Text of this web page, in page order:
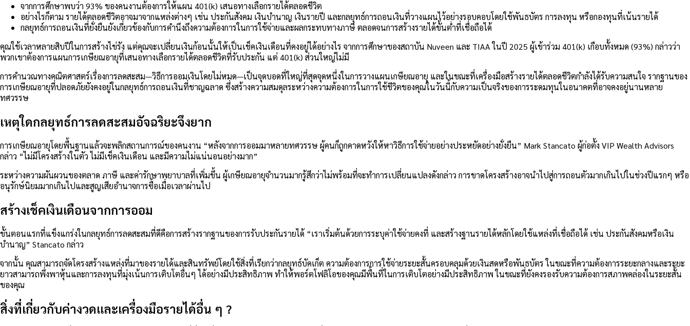
จากการศึกษาพบว่า 93% ของคนงานต้องการให้แผน 401(k) เสนอทางเลือกรายได้ตลอดชีวิต
อย่างไรก็ตาม รายได้ตลอดชีวิตอาจมาจากแหล่งต่างๆ เช่น ประกันสังคม เงินบำนาญ เงินรายปี และกลยุทธ์การถอนเงินที่วางแผนไว้อย่างรอบคอบโดยใช้พันธบัตร การลงทุน หรือกองทุนที่เน้นรายได้
กลยุทธ์การถอนเงินที่ยั่งยืนยังเกี่ยวข้องกับการคำนึงถึงความต้องการในการใช้จ่ายและผลกระทบทางภาษี ตลอดจนการสร้างรายได้ขั้นต่ำที่เชื่อถือได้
คุณใช้เวลาหลายสิบปีในการสร้างไข่รัง แต่คุณจะเปลี่ยนเงินก้อนนั้นให้เป็นเช็คเงินเดือนที่คงอยู่ได้อย่างไร จากการศึกษาของสถาบัน Nuveen และ TIAA ในปี 2025 ผู้เข้าร่วม 401(k) เกือบทั้งหมด (93%) กล่าวว่า
พวกเขาต้องการแผนการเกษียณอายุที่เสนอทางเลือกรายได้ตลอดชีวิตที่รับประกัน แต่ 401(k) ส่วนใหญ่ไม่มี
การคำนวณทางคณิตศาสตร์เรื่องการลดสะสม—วิธีการออมเงินโดยไม่หมด—เป็นจุดบอดที่ใหญ่ที่สุดจุดหนึ่งในการวางแผนเกษียณอายุ และในขณะที่เครื่องมือสร้างรายได้ตลอดชีวิตกำลังได้รับความสนใจ รากฐานของ
การเกษียณอายุที่ปลอดภัยยังคงอยู่ในกลยุทธ์การถอนเงินที่ชาญฉลาด ซึ่งสร้างความสมดุลระหว่างความต้องการในการใช้ชีวิตของคุณในวันนี้กับความเป็นจริงของการระดมทุนในอนาคตที่อาจคงอยู่นานหลาย
ทศวรรษ
เหตุใดกลยุทธ์การลดสะสมอัจฉริยะจึงยาก
การเกษียณอายุโดยพื้นฐานแล้วจะพลิกสถานการณ์ของคนงาน “หลังจากการออมมาหลายทศวรรษ ผู้คนก็ถูกคาดหวังให้หาวิธีการใช้จ่ายอย่างประหยัดอย่างยั่งยืน” Mark Stancato ผู้ก่อตั้ง VIP Wealth Advisors
กล่าว “ไม่มีโครงสร้างในตัว ไม่มีเช็คเงินเดือน และมีความไม่แน่นอนอย่างมาก”
ระหว่างความผันผวนของตลาด ภาษี และค่ารักษาพยาบาลที่เพิ่มขึ้น ผู้เกษียณอายุจำนวนมากรู้สึกว่าไม่พร้อมที่จะทำการเปลี่ยนแปลงดังกล่าว การขาดโครงสร้างอาจนำไปสู่การถอนตัวมากเกินไปในช่วงปีแรกๆ หรือ
อนุรักษ์นิยมมากเกินไปและสูญเสียอำนาจการซื้อเมื่อเวลาผ่านไป
สร้างเช็คเงินเดือนจากการออม
ขั้นตอนแรกที่แข็งแกร่งในกลยุทธ์การลดสะสมที่ดีคือการสร้างรากฐานของการรับประกันรายได้ “เราเริ่มต้นด้วยการระบุค่าใช้จ่ายคงที่ และสร้างฐานรายได้หลักโดยใช้แหล่งที่เชื่อถือได้ เช่น ประกันสังคมหรือเงิน
บำนาญ” Stancato กล่าว
จากนั้น คุณสามารถจัดโครงสร้างแหล่งที่มาของรายได้และสินทรัพย์โดยใช้สิ่งที่เรียกว่ากลยุทธ์บัคเก็ต ความต้องการการใช้จ่ายระยะสั้นครอบคลุมด้วยเงินสดหรือพันธบัตร ในขณะที่ความต้องการระยะกลางและระยะ
ยาวสามารถพึ่งพาหุ้นและการลงทุนที่มุ่งเน้นการเติบโตอื่นๆ ได้อย่างมีประสิทธิภาพ ทำให้พอร์ตโฟลิโอของคุณมีพื้นที่ในการเติบโตอย่างมีประสิทธิภาพ ในขณะที่ยังคงรองรับความต้องการสภาพคล่องในระยะสั้น
ของคุณ
สิ่งที่เกี่ยวกับค่างวดและเครื่องมือรายได้อื่น ๆ ?